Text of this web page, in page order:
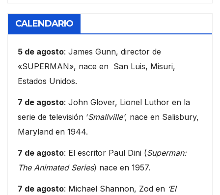
CALENDARIO
5 de agosto: James Gunn, director de
«SUPERMAN», nace en San Luis, Misuri,
Estados Unidos.
7 de agosto: John Glover, Lionel Luthor en la
serie de televisión ‘Smallville’, nace en Salisbury,
Maryland en 1944.
7 de agosto: El escritor Paul Dini (Superman:
The Animated Series) nace en 1957.
7 de agosto: Michael Shannon, Zod en ‘El